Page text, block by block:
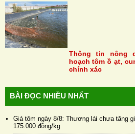
Thông tin nông
hoạch tôm ồ ạt,
chính xác
BÀI ĐỌC NHIỀU NHẤT
Giá tôm ngày 8/8: Thương lái chưa tăng
175.000 đồng/kg